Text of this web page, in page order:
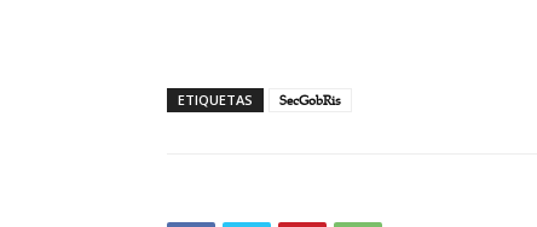
ETIQUETAS SecGobRis